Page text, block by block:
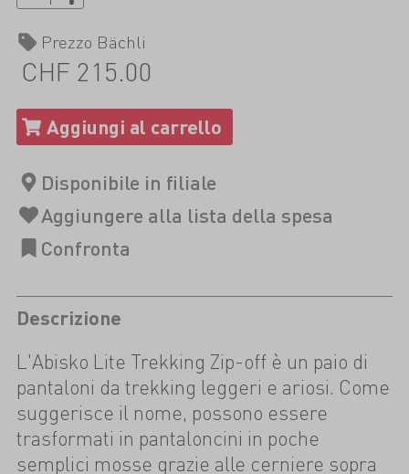
Prezzo Bächli
CHF 215.00
Descrizione
L'Abisko Lite Trekking Zip-off è un paio di
pantaloni da trekking leggeri e ariosi. Come
suggerisce il nome, possono essere
trasformati in pantaloncini in poche
semplici mosse grazie alle cerniere sopra